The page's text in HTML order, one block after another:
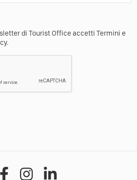
di Tourist Office accetti Termini e